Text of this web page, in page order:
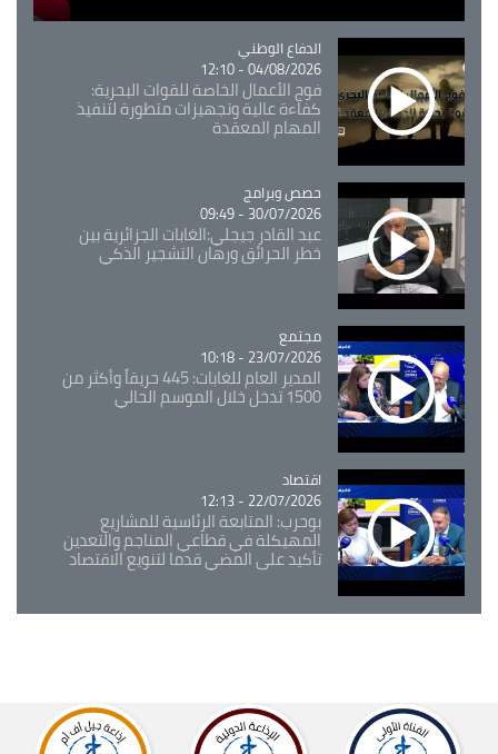
Catégorie
الدفاع الوطني
04/08/2026 - 12:10
فوج الأعمال الخاصة للقوات البحرية:
كفاءة عالية وتجهيزات متطورة لتنفيذ
المهام المعقدة
Catégorie
حصص وبرامج
30/07/2026 - 09:49
عبد القادر جيجلي:الغابات الجزائرية بين
خطر الحرائق ورهان التشجير الذكي
Catégorie
مجتمع
23/07/2026 - 10:18
المدير العام للغابات: 445 حريقاً وأكثر من
1500 تدخل خلال الموسم الحالي
Catégorie
اقتصاد
22/07/2026 - 12:13
بوحرب: المتابعة الرئاسية للمشاريع
المهيكلة في قطاعي المناجم والتعدين
تأكيد على المضي قدما لتنويع الاقتصاد